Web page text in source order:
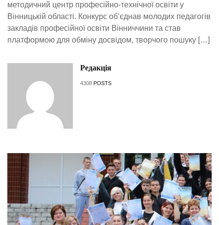
методичний центр професійно-технічної освіти у
Вінницькій області. Конкурс об’єднав молодих педагогів
закладів професійної освіти Вінниччини та став
платформою для обміну досвідом, творчого пошуку […]
Редакція
4308 POSTS